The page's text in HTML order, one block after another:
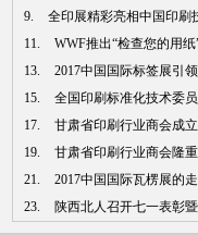
9.
全印展精彩亮相中国印刷
11.
WWF推出“检查您的用纸
13.
2017中国国际标签展引
15.
全国印刷标准化技术委
17.
甘肃省印刷行业商会成
19.
甘肃省印刷行业商会隆
21.
2017中国国际瓦楞展的
23.
陕西北人召开七一表彰